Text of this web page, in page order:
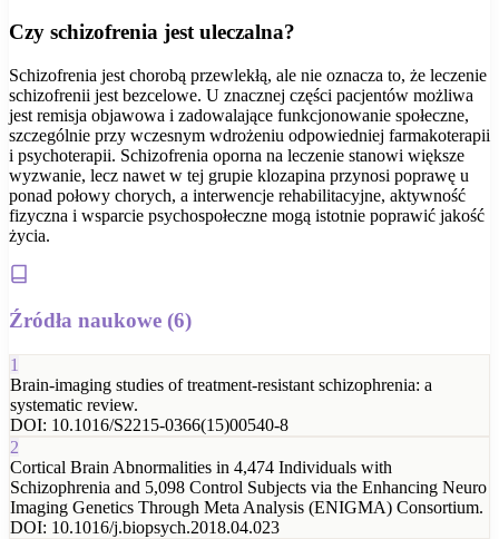
Czy schizofrenia jest uleczalna?
Schizofrenia jest chorobą przewlekłą, ale nie oznacza to, że leczenie
schizofrenii jest bezcelowe. U znacznej części pacjentów możliwa
jest remisja objawowa i zadowalające funkcjonowanie społeczne,
szczególnie przy wczesnym wdrożeniu odpowiedniej farmakoterapii
i psychoterapii. Schizofrenia oporna na leczenie stanowi większe
wyzwanie, lecz nawet w tej grupie klozapina przynosi poprawę u
ponad połowy chorych, a interwencje rehabilitacyjne, aktywność
fizyczna i wsparcie psychospołeczne mogą istotnie poprawić jakość
życia.
Źródła naukowe (6)
1
Brain-imaging studies of treatment-resistant schizophrenia: a
systematic review.
DOI: 10.1016/S2215-0366(15)00540-8
2
Cortical Brain Abnormalities in 4,474 Individuals with
Schizophrenia and 5,098 Control Subjects via the Enhancing Neuro
Imaging Genetics Through Meta Analysis (ENIGMA) Consortium.
DOI: 10.1016/j.biopsych.2018.04.023